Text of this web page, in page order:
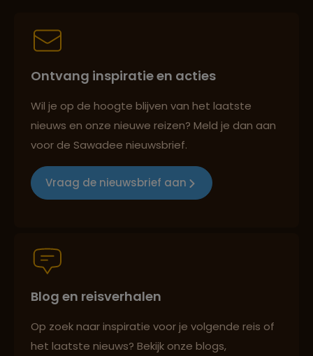
Persoonlijk en deskundig reisadvies
Reizen met oog voor mens, cultuur en milieu
Persoonlijk en deskundig reisadvies
Ontvang inspiratie en acties
Wil je op de hoogte blijven van het laatste
nieuws en onze nieuwe reizen? Meld je dan aan
voor de Sawadee nieuwsbrief.
Vraag de nieuwsbrief aan
Blog en reisverhalen
Op zoek naar inspiratie voor je volgende reis of
het laatste nieuws? Bekijk onze blogs,